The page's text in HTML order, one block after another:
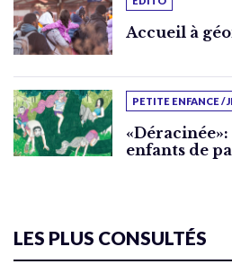
Accueil à
PETITE ENFANCE /
enfants de
LES PLUS CONSULTÉS